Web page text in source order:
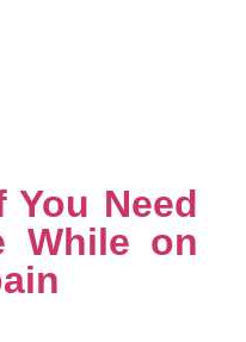
Need
While on